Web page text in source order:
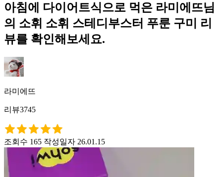
아침에 다이어트식으로 먹은 라미에뜨님
의 소휘 소휘 스테디부스터 푸룬 구미 리
뷰를 확인해보세요.
라미에뜨
리뷰3745
조회수 165 작성일자 26.01.15